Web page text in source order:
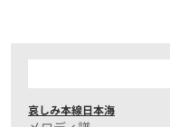
哀しみ本線日本海